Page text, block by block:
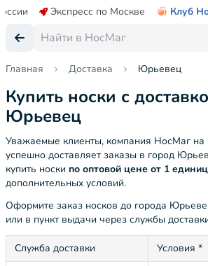
Экспресс по Москве Клуб
Главная Доставка Юрьевец
Купить носки с
Юрьевец
Уважаемые клиенты, компания НосМаг на
успешно доставляет заказы в город
купить носки по оптовой цене от 1
дополнительных условий.
Оформите заказ носков до города
или в пункт выдачи через службы
Служба доставки
Условия *